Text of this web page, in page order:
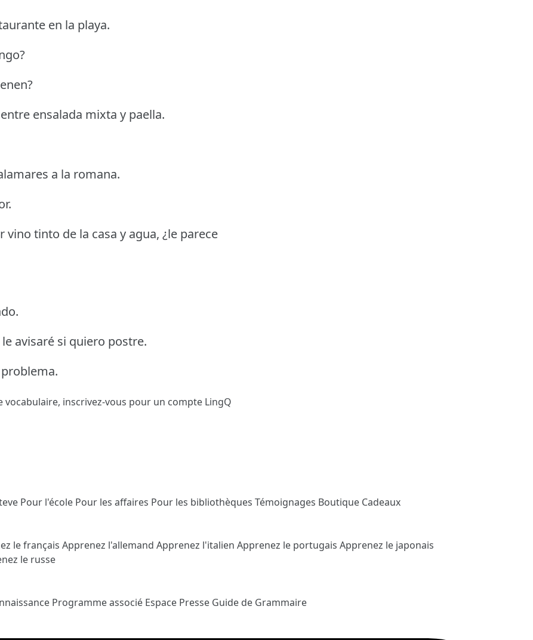
en la playa.
ensalada mixta y paella.
a la romana.
vino tinto de la casa y agua, ¿le parece
avisaré si quiero postre.
vocabulaire, inscrivez-vous pour un compte LingQ
Pour l'école Pour les affaires Pour les bibliothèques Témoignages Boutique Cadeaux
le français Apprenez l'allemand Apprenez l'italien Apprenez le portugais Apprenez le japonais
le russe
Programme associé Espace Presse Guide de Grammaire